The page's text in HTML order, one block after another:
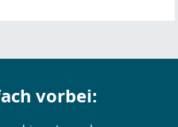
vorbei: